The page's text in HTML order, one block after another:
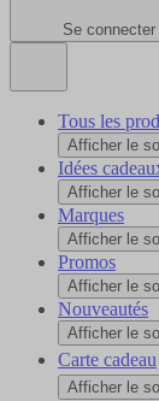
Se connecter
Tous les
Afficher le
Idées
Afficher le
Marques
Afficher le
Promos
Afficher le
Nouveautés
Afficher le
Carte cadeau
Afficher le